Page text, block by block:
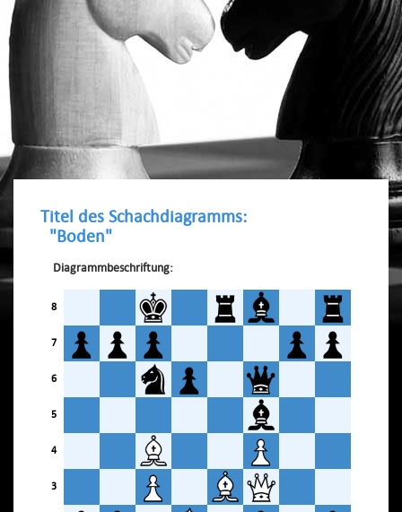
Titel des Schachdiagramms:
"Boden"
Diagrammbeschriftung:
8
7
6
5
4
3